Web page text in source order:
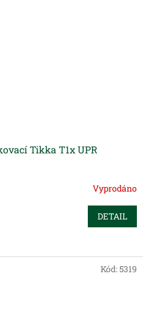
Tikka T1x UPR
Vyprodáno
DETAIL
Kód:5319